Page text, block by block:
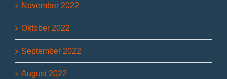
November 2022
Oktober 2022
September 2022
August 2022